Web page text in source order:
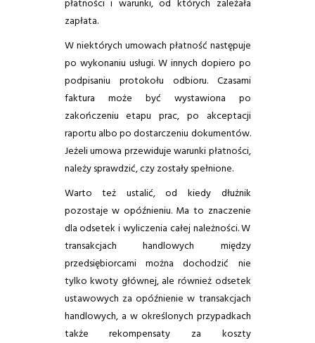
płatności i warunki, od których zależała
zapłata.
W niektórych umowach płatność następuje
po wykonaniu usługi. W innych dopiero po
podpisaniu protokołu odbioru. Czasami
faktura może być wystawiona po
zakończeniu etapu prac, po akceptacji
raportu albo po dostarczeniu dokumentów.
Jeżeli umowa przewiduje warunki płatności,
należy sprawdzić, czy zostały spełnione.
Warto też ustalić, od kiedy dłużnik
pozostaje w opóźnieniu. Ma to znaczenie
dla odsetek i wyliczenia całej należności. W
transakcjach handlowych między
przedsiębiorcami można dochodzić nie
tylko kwoty głównej, ale również odsetek
ustawowych za opóźnienie w transakcjach
handlowych, a w określonych przypadkach
także rekompensaty za koszty